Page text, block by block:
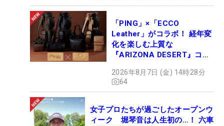
「PING」×「ECCO
Leather」がコラボ！ 経年変
化を楽しむ上質な
『ARIZONA DESERT』コレ
ュー
2026年8月7日 (金) 14時28分
64
女子プロたちが過ごしたオープンウ
ィーク 堀琴音は人生初の…！ 六車